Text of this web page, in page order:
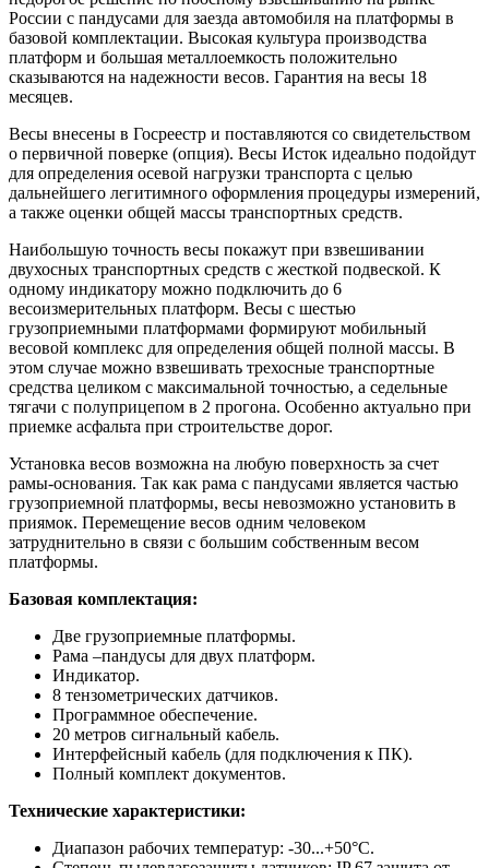
России с пандусами для заезда автомобиля на платформы в
базовой комплектации. Высокая культура производства
платформ и большая металлоемкость положительно
сказываются на надежности весов. Гарантия на весы 18
месяцев.
Весы внесены в Госреестр и поставляются со свидетельством
о первичной поверке (опция). Весы Исток идеально подойдут
для определения осевой нагрузки транспорта с целью
дальнейшего легитимного оформления процедуры измерений,
а также оценки общей массы транспортных средств.
Наибольшую точность весы покажут при взвешивании
двухосных транспортных средств с жесткой подвеской. К
одному индикатору можно подключить до 6
весоизмерительных платформ. Весы с шестью
грузоприемными платформами формируют мобильный
весовой комплекс для определения общей полной массы. В
этом случае можно взвешивать трехосные транспортные
средства целиком с максимальной точностью, а седельные
тягачи с полуприцепом в 2 прогона. Особенно актуально при
приемке асфальта при строительстве дорог.
Установка весов возможна на любую поверхность за счет
рамы-основания. Так как рама с пандусами является частью
грузоприемной платформы, весы невозможно установить в
приямок. Перемещение весов одним человеком
затруднительно в связи с большим собственным весом
платформы.
Базовая комплектация:
Две грузоприемные платформы.
Рама –пандусы для двух платформ.
Индикатор.
8 тензометрических датчиков.
Программное обеспечение.
20 метров сигнальный кабель.
Интерфейсный кабель (для подключения к ПК).
Полный комплект документов.
Технические характеристики:
Диапазон рабочих температур: -30...+50°С.